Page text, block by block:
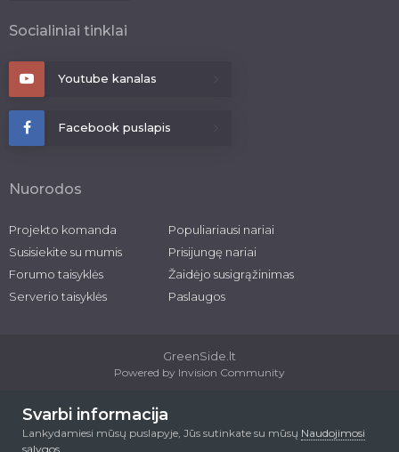
Socialiniai tinklai
Youtube kanalas
Facebook puslapis
Nuorodos
Projekto komanda
Susisiekite su mumis
Forumo taisyklės
Serverio taisyklės
Populiariausi nariai
Prisijungę nariai
Žaidėjo susigrąžinimas
Paslaugos
GreenSide.lt
Powered by Invision Community
2026 © greenside.lt
Svarbi informacija
Lankydamiesi mūsų puslapyje, Jūs sutinkate su mūsų Naudojimosi
sąlygos